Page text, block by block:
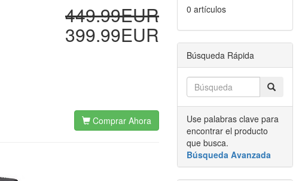
449.99EUR
399.99EUR
Comprar Ahora
0 artículos
Búsqueda Rápida
Use palabras clave para
encontrar el producto
que busca.
Búsqueda Avanzada